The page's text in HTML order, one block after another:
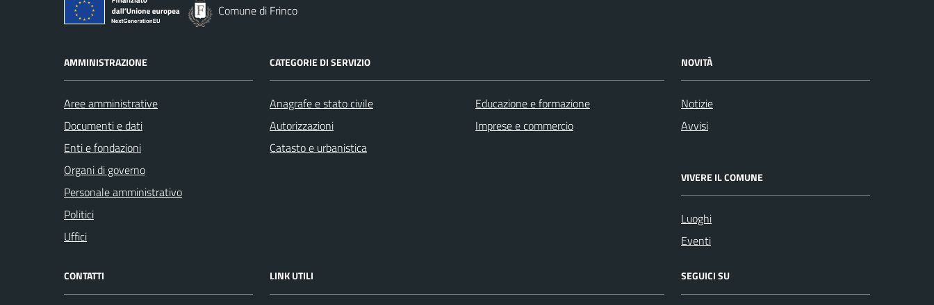
Comune di Frinco
AMMINISTRAZIONE
Aree amministrative
Documenti e dati
Enti e fondazioni
Organi di governo
Personale amministrativo
Politici
Uffici
CATEGORIE DI SERVIZIO
Anagrafe e stato civile
Autorizzazioni
Catasto e urbanistica
Educazione e formazione
Imprese e commercio
NOVITÀ
Notizie
Avvisi
VIVERE IL COMUNE
Luoghi
Eventi
CONTATTI LINK UTILI SEGUICI SU